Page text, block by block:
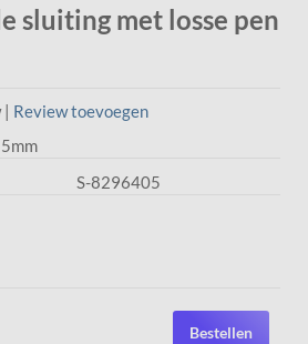
sluiting met losse pen
| Review toevoegen
S-8296405
Bestellen